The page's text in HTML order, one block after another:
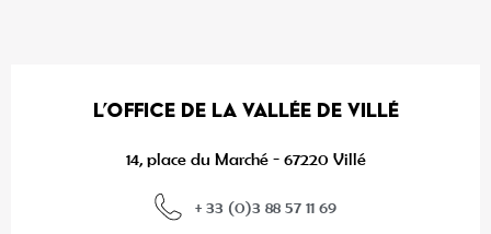
L’OFFICE DE LA VALLÉE DE VILLÉ
14, place du Marché - 67220 Villé
+ 33 (0)3 88 57 11 69